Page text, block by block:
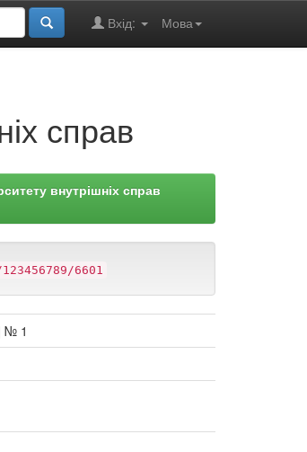
Мова
Вхід:
справ
внутрішніх справ
6601
№ 1